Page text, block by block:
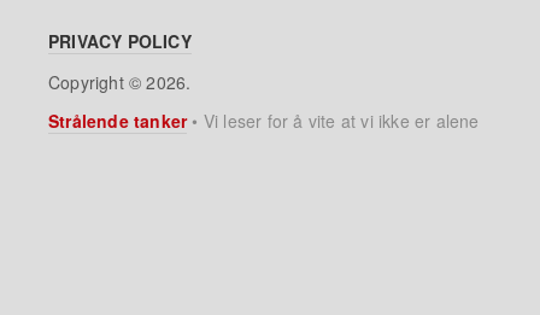
PRIVACY POLICY
Copyright © 2026.
Strålende tanker• Vi leser for å vite at vi ikke er alene